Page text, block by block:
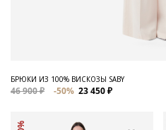
БРЮКИ ИЗ 100% ВИСКОЗЫ SABY
46 900 ₽ -50% 23 450 ₽